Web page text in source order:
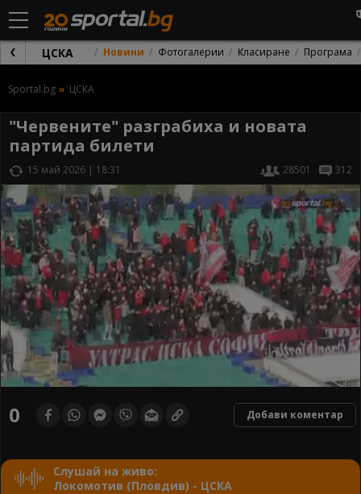
ЦСКА Новини Фотогалерии Класиране Програма
Sportal.bg ЦСКА
"Червените" разграбиха и новата
партида билети
15 май 2026 | 18:31 28501 312
of0 Добави коментар
Слушай на живо:
Локомотив (Пловдив) - ЦСКА